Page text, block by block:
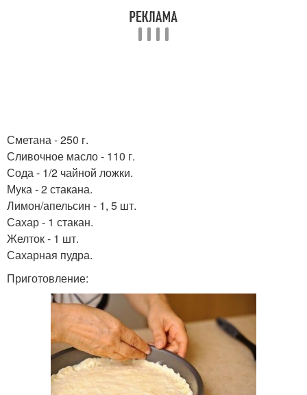
Сметана - 250 г.
Сливочное масло - 110 г.
Сода - 1/2 чайной ложки.
Мука - 2 стакана.
Лимон/апельсин - 1, 5 шт.
Сахар - 1 стакан.
Желток - 1 шт.
Сахарная пудра.
Приготовление: